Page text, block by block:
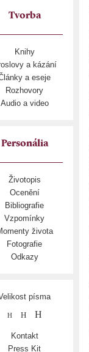
Tvorba
Knihy
a kázání
a eseje
Rozhovory
Audio a video
Personália
Životopis
Ocenění
Bibliografie
Vzpomínky
života
Fotografie
Odkazy
písma
H H H
Kontakt
Press Kit